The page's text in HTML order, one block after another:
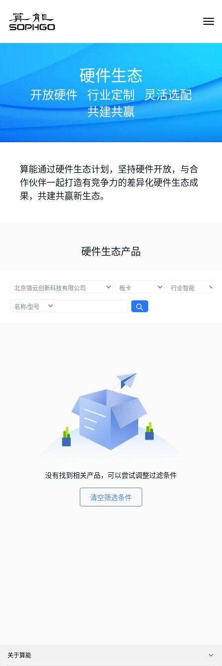
硬件生态
开放硬件 行业定制
灵活选配
共建共赢
算能通过硬件生态计划，坚持硬件开放，与合
作伙伴一起打造有竞争力的差异化硬件生态成
果，共建共赢新生态。
硬件生态产品
没有找到相关产品，可以尝试调整过滤条件
清空筛选条件
关于算能